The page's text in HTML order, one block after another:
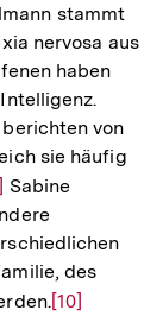
stammt
nervosa aus
haben
von
sie häufig
Sabine
des
Zur
[10]